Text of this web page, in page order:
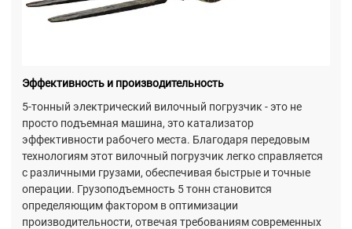
Эффективность и производительность
5-тонный электрический вилочный погрузчик - это не
просто подъемная машина, это катализатор
эффективности рабочего места. Благодаря передовым
технологиям этот вилочный погрузчик легко справляется
с различными грузами, обеспечивая быстрые и точные
операции. Грузоподъемность 5 тонн становится
определяющим фактором в оптимизации
производительности, отвечая требованиям современных